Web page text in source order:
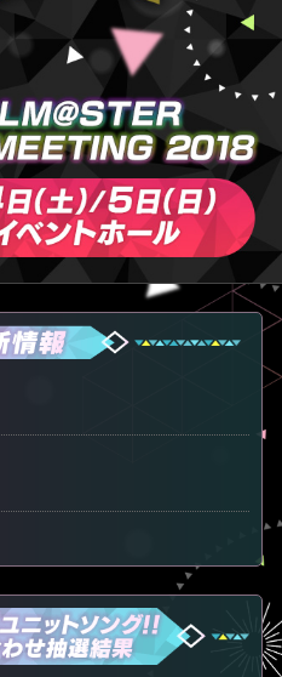
イング物販情報、注文票を追